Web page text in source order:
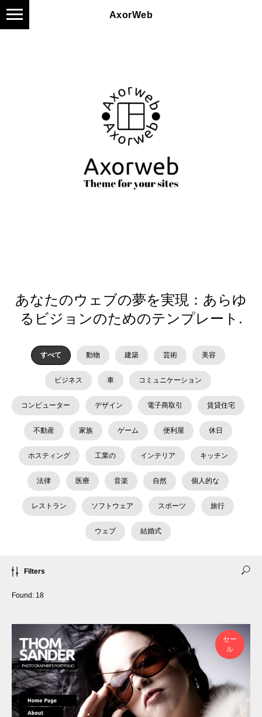
AxorWeb
あなたのウェブの夢を実現：あらゆ
るビジョンのためのテンプレート.
すべて 動物 建築 芸術 美容
ビジネス 車 コミュニケーション
コンピューター デザイン 電子商取引 賃貸住宅
不動産 家族 ゲーム 便利屋 休日
ホスティング 工業の インテリア キッチン
法律 医療 音楽 自然 個人的な
レストラン ソフトウェア スポーツ 旅行
ウェブ 結婚式
Filters
Found: 18
セー
ル